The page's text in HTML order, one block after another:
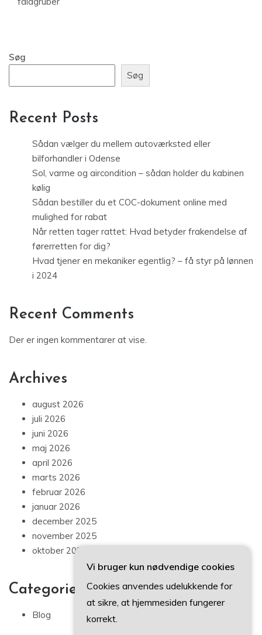
Søg
Søg
Recent Posts
Sådan vælger du mellem autoværksted eller
bilforhandler i Odense
Sol, varme og aircondition – sådan holder du kabinen
kølig
Sådan bestiller du et COC-dokument online med
mulighed for rabat
Når retten tager rattet: Hvad betyder frakendelse af
førerretten for dig?
Hvad tjener en mekaniker egentlig? – få styr på lønnen
i 2024
Recent Comments
Der er ingen kommentarer at vise.
Archives
august 2026
juli 2026
juni 2026
maj 2026
april 2026
marts 2026
februar 2026
januar 2026
december 2025
november 2025
oktober 2025
Categories
Blog
Vi bruger kun nødvendige cookies
Cookies anvendes udelukkende for
at sikre, at hjemmesiden fungerer
korrekt.